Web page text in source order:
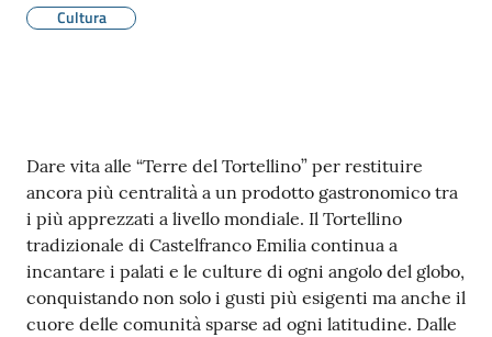
Cultura
Contenuto
Dare vita alle “Terre del Tortellino” per restituire
ancora più centralità a un prodotto gastronomico tra
i più apprezzati a livello mondiale. Il Tortellino
tradizionale di Castelfranco Emilia continua a
incantare i palati e le culture di ogni angolo del globo,
conquistando non solo i gusti più esigenti ma anche il
cuore delle comunità sparse ad ogni latitudine. Dalle